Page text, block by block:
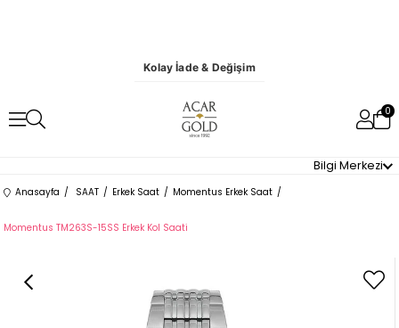
Kolay İade & Değişim
0
Bilgi Merkezi
Anasayfa SAAT Erkek Saat Momentus Erkek Saat
Momentus TM263S-15SS Erkek Kol Saati